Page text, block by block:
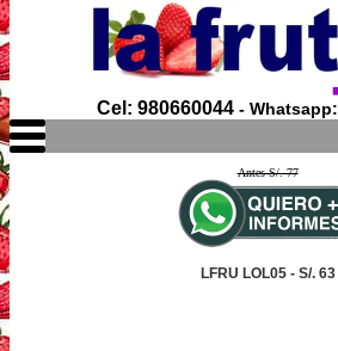
Cel: 980660044- Whatsapp:
Antes S/. 77
LFRU LOL05 - S/. 63